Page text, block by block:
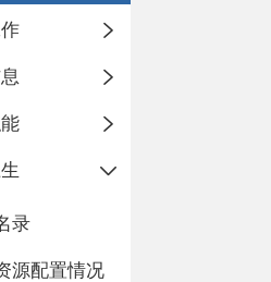
录
源配置情况